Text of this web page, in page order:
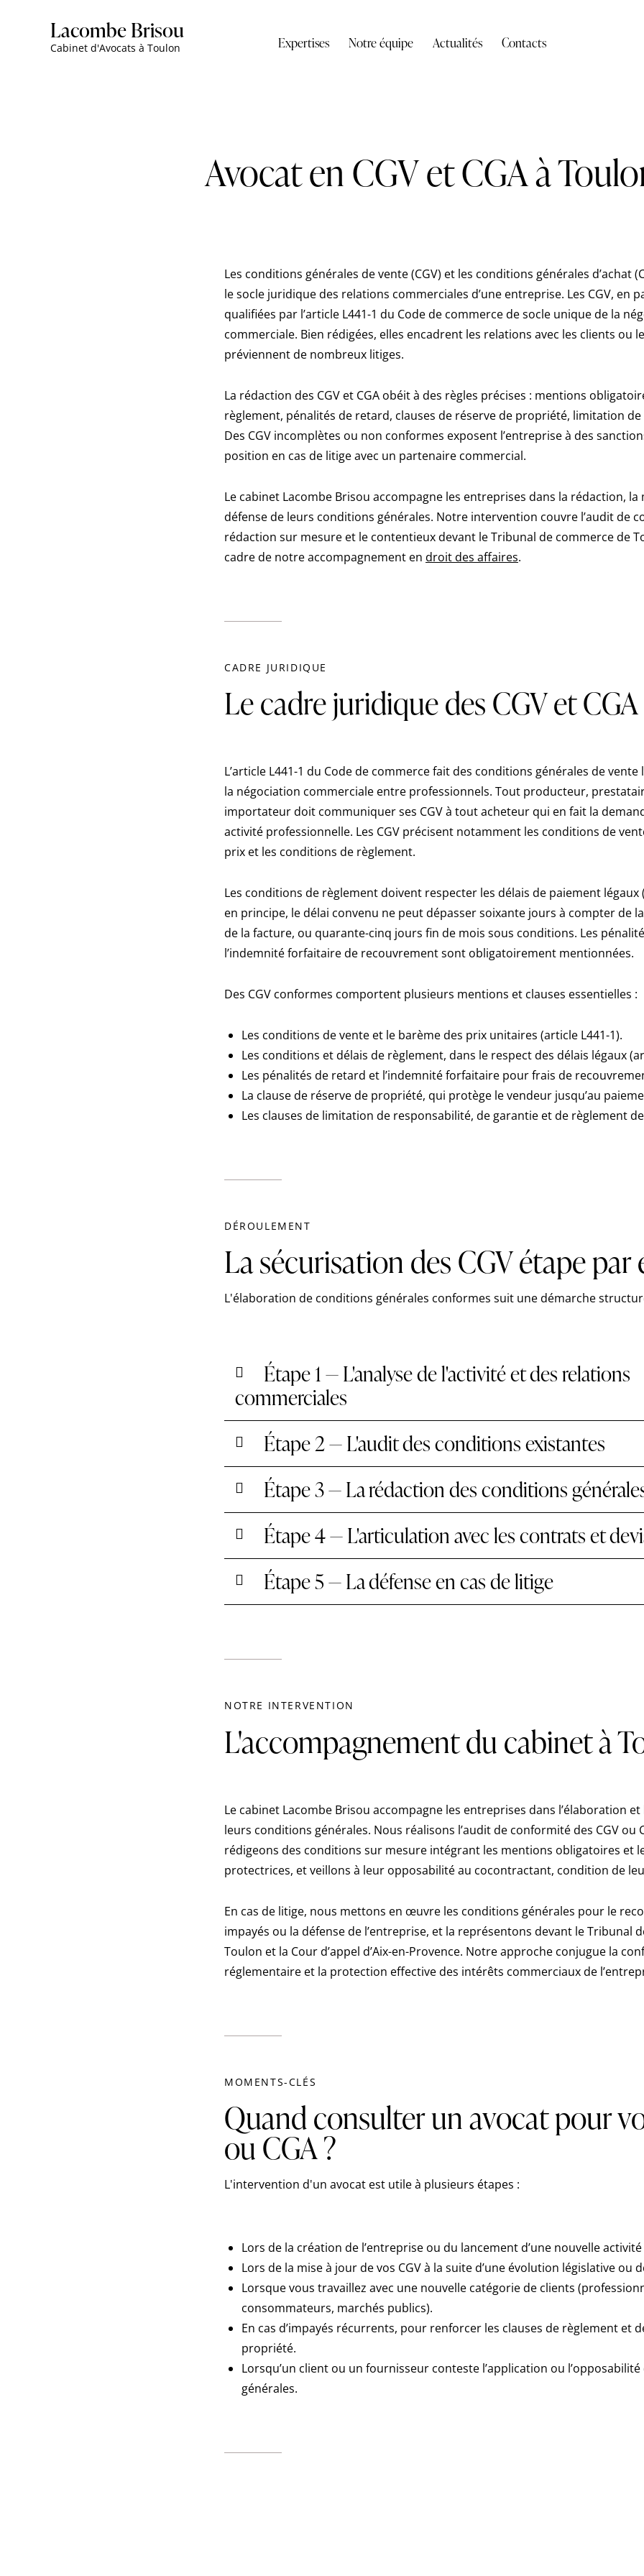
Lacombe Brisou
Cabinet d'Avocats à Toulon Expertises Notre équipe Actualités Contacts
Avocat en CGV et CGA à
Les conditions générales de vente (CGV) et les conditions générales d’achat
le socle juridique des relations commerciales d’une entreprise. Les CGV, en
qualifiées par l’article L441-1 du Code de commerce de socle unique de la
commerciale. Bien rédigées, elles encadrent les relations avec les clients ou
préviennent de nombreux litiges.
La rédaction des CGV et CGA obéit à des règles précises : mentions
règlement, pénalités de retard, clauses de réserve de propriété, limitation
Des CGV incomplètes ou non conformes exposent l’entreprise à des
position en cas de litige avec un partenaire commercial.
Le cabinet Lacombe Brisou accompagne les entreprises dans la rédaction, la
défense de leurs conditions générales. Notre intervention couvre l’audit de
rédaction sur mesure et le contentieux devant le Tribunal de commerce de
cadre de notre accompagnement en droit des affaires.
CADRE JURIDIQUE
Le cadre juridique des CGV et CGA
L’article L441-1 du Code de commerce fait des conditions générales de
la négociation commerciale entre professionnels. Tout producteur,
importateur doit communiquer ses CGV à tout acheteur qui en fait la
activité professionnelle. Les CGV précisent notamment les conditions de
prix et les conditions de règlement.
Les conditions de règlement doivent respecter les délais de paiement légaux
en principe, le délai convenu ne peut dépasser soixante jours à compter de
de la facture, ou quarante-cinq jours fin de mois sous conditions. Les
l’indemnité forfaitaire de recouvrement sont obligatoirement mentionnées.
Des CGV conformes comportent plusieurs mentions et clauses essentielles :
Les conditions de vente et le barème des prix unitaires (article L441-1).
Les conditions et délais de règlement, dans le respect des délais légaux
Les pénalités de retard et l’indemnité forfaitaire pour frais de
La clause de réserve de propriété, qui protège le vendeur jusqu’au
Les clauses de limitation de responsabilité, de garantie et de règlement
DÉROULEMENT
La sécurisation des CGV étape par
L'élaboration de conditions générales conformes suit une démarche
Étape 1 — L'analyse de l'activité et des relations
commerciales
Étape 2 — L'audit des conditions existantes
Étape 3 — La rédaction des conditions
Étape 4 — L'articulation avec les contrats et
Étape 5 — La défense en cas de litige
NOTRE INTERVENTION
L'accompagnement du cabinet à
Le cabinet Lacombe Brisou accompagne les entreprises dans l’élaboration
leurs conditions générales. Nous réalisons l’audit de conformité des CGV ou
rédigeons des conditions sur mesure intégrant les mentions obligatoires et
protectrices, et veillons à leur opposabilité au cocontractant, condition de
En cas de litige, nous mettons en œuvre les conditions générales pour le
impayés ou la défense de l’entreprise, et la représentons devant le Tribunal
Toulon et la Cour d’appel d’Aix-en-Provence. Notre approche conjugue la
réglementaire et la protection effective des intérêts commerciaux de
MOMENTS-CLÉS
Quand consulter un avocat pour
ou CGA ?
L'intervention d'un avocat est utile à plusieurs étapes :
Lors de la création de l’entreprise ou du lancement d’une nouvelle
Lors de la mise à jour de vos CGV à la suite d’une évolution législative ou
Lorsque vous travaillez avec une nouvelle catégorie de clients
consommateurs, marchés publics).
En cas d’impayés récurrents, pour renforcer les clauses de règlement et
propriété.
Lorsqu’un client ou un fournisseur conteste l’application ou
générales.